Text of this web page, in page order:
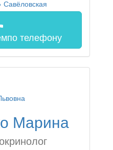
по телефону
Марина